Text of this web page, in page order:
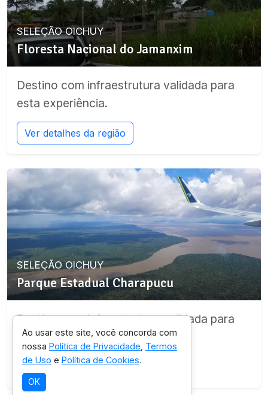
SELEÇÃO OICHUY
Floresta Nacional do Jamanxim
Destino com infraestrutura validada para
esta experiência.
Ver detalhes da região
SELEÇÃO OICHUY
Parque Estadual Charapucu
Destino com infraestrutura validada para
esta experiência.
Ver detalhes da região
Ao usar este site, você concorda com
nossa Política de Privacidade Termos
de Uso e Política de Cookies.
OK